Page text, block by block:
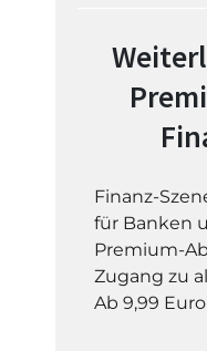
Finanz-
für Banken
Premium-
Zugang zu
Ab 9,99